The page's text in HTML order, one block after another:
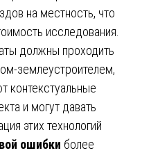
на местность, что
исследования.
должны проходить
землеустроителем,
контекстуальные
и могут давать
этих технологий
ошибки более